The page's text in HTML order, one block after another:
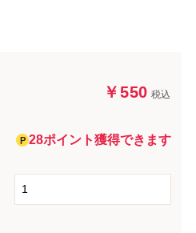
￥550 税込
28ポイント獲得できます